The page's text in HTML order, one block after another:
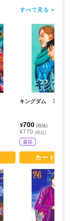
すべて見る >
キングダム ７５
¥700 (税抜)
¥770 (税込)
書籍
カートに